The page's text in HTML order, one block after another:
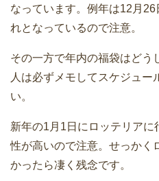
なっています。例年は12月
れとなっているので注意。
その一方で年内の福袋はどう
人は必ずメモしてスケジュー
い。
新年の1月1日にロッテリア
性が高いので注意。せっかく
かったら凄く残念です。